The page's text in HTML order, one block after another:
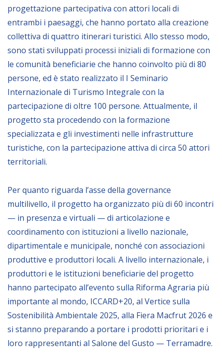
progettazione partecipativa con attori locali di
entrambi i paesaggi, che hanno portato alla creazione
collettiva di quattro itinerari turistici. Allo stesso modo,
sono stati sviluppati processi iniziali di formazione con
le comunità beneficiarie che hanno coinvolto più di 80
persone, ed è stato realizzato il I Seminario
Internazionale di Turismo Integrale con la
partecipazione di oltre 100 persone. Attualmente, il
progetto sta procedendo con la formazione
specializzata e gli investimenti nelle infrastrutture
turistiche, con la partecipazione attiva di circa 50 attori
territoriali.
Per quanto riguarda l’asse della governance
multilivello, il progetto ha organizzato più di 60 incontri
— in presenza e virtuali — di articolazione e
coordinamento con istituzioni a livello nazionale,
dipartimentale e municipale, nonché con associazioni
produttive e produttori locali. A livello internazionale, i
produttori e le istituzioni beneficiarie del progetto
hanno partecipato all’evento sulla Riforma Agraria più
importante al mondo, ICCARD+20, al Vertice sulla
Sostenibilità Ambientale 2025, alla Fiera Macfrut 2026 e
si stanno preparando a portare i prodotti prioritari e i
loro rappresentanti al Salone del Gusto — Terramadre.